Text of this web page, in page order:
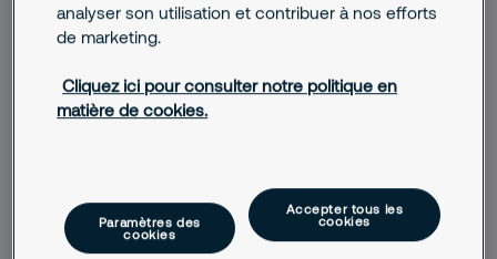
Bénéfices client
vos salariés, vos biens et bâtiments, et vos savoir-faire.
Nous contacter
analyser son utilisation et contribuer à nos efforts
de marketing.
Cliquez ici pour consulter notre politique en
matière de cookies.
Paramètres des
cookies
Accepter tous les
cookies